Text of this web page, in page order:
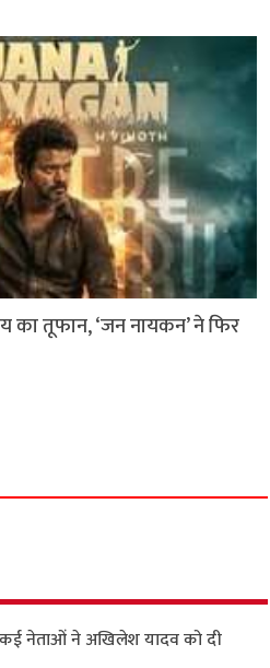
का तूफान, ‘जन नायकन’ ने फिर
कई नेताओं ने अखिलेश यादव को दी